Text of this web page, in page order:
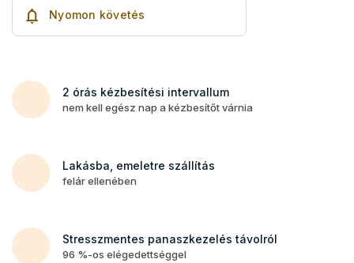
Nyomon követés
2 órás kézbesítési intervallum
nem kell egész nap a kézbesítőt várnia
Lakásba, emeletre szállítás
felár ellenében
Stresszmentes panaszkezelés távolról
96 %-os elégedettséggel